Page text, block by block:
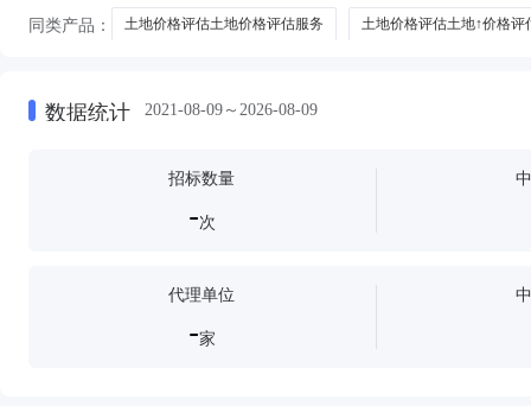
同类产品： 土地价格评估土地价格评估服务 土地价格评估土地↑价格评
数据统计 2021-08-09～2026-08-09
招标数量
-次
代理单位
-家